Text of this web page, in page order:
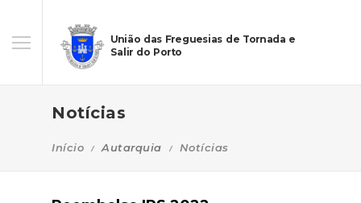
União das Freguesias de Tornada e
Salir do Porto
Notícias
Início Autarquia Notícias